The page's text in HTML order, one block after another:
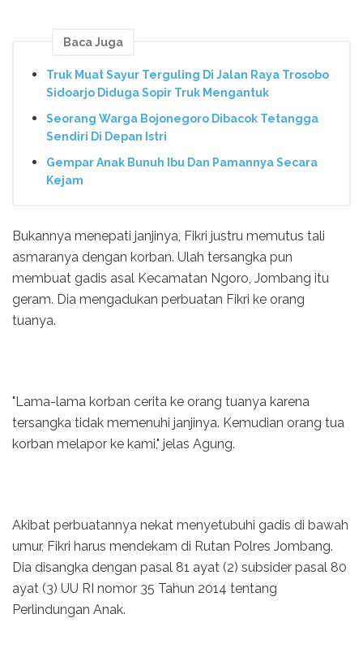
Baca Juga
Truk Muat Sayur Terguling Di Jalan Raya Trosobo
Sidoarjo Diduga Sopir Truk Mengantuk
Seorang Warga Bojonegoro Dibacok Tetangga
Sendiri Di Depan Istri
Gempar Anak Bunuh Ibu Dan Pamannya Secara
Kejam
Bukannya menepati janjinya, Fikri justru memutus tali
asmaranya dengan korban. Ulah tersangka pun
membuat gadis asal Kecamatan Ngoro, Jombang itu
geram. Dia mengadukan perbuatan Fikri ke orang
tuanya.
"Lama-lama korban cerita ke orang tuanya karena
tersangka tidak memenuhi janjinya. Kemudian orang tua
korban melapor ke kami," jelas Agung.
Akibat perbuatannya nekat menyetubuhi gadis di bawah
umur, Fikri harus mendekam di Rutan Polres Jombang.
Dia disangka dengan pasal 81 ayat (2) subsider pasal 80
ayat (3) UU RI nomor 35 Tahun 2014 tentang
Perlindungan Anak.